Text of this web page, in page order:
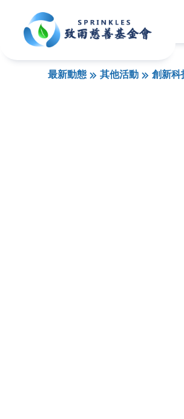
最新動態 其他活動 創新科